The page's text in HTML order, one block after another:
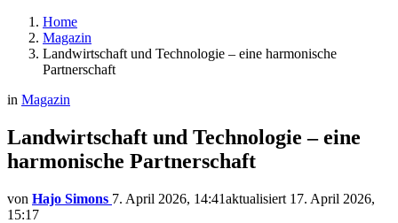
Home
Magazin
Landwirtschaft und Technologie – eine harmonische
Partnerschaft
in Magazin
Landwirtschaft und Technologie – eine
harmonische Partnerschaft
von Hajo Simons 7. April 2026, 14:41aktualisiert 17. April 2026,
15:17